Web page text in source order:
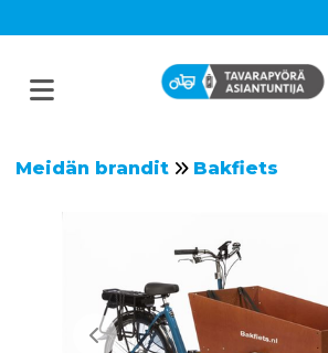
Meidän brandit Bakfiets